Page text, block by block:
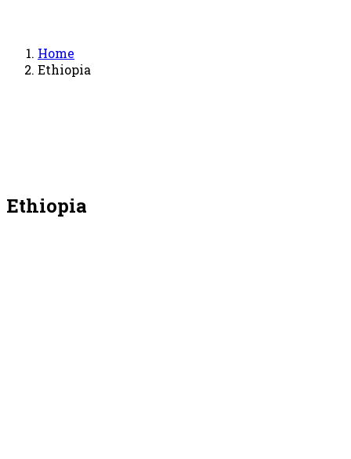
Home
Ethiopia
Ethiopia